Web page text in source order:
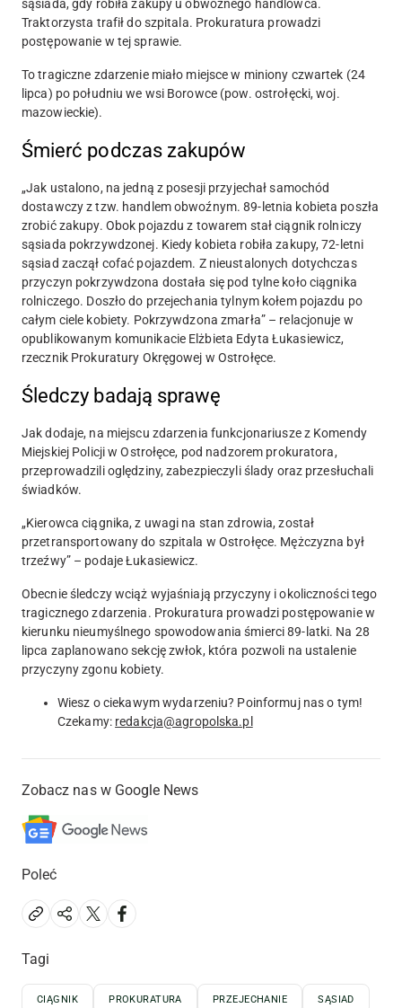
sąsiada, gdy robiła zakupy u obwoźnego handlowca.
Traktorzysta trafił do szpitala. Prokuratura prowadzi
postępowanie w tej sprawie.
To tragiczne zdarzenie miało miejsce w miniony czwartek (24
lipca) po południu we wsi Borowce (pow. ostrołęcki, woj.
mazowieckie).
Śmierć podczas zakupów
„Jak ustalono, na jedną z posesji przyjechał samochód
dostawczy z tzw. handlem obwoźnym. 89-letnia kobieta poszła
zrobić zakupy. Obok pojazdu z towarem stał ciągnik rolniczy
sąsiada pokrzywdzonej. Kiedy kobieta robiła zakupy, 72-letni
sąsiad zaczął cofać pojazdem. Z nieustalonych dotychczas
przyczyn pokrzywdzona dostała się pod tylne koło ciągnika
rolniczego. Doszło do przejechania tylnym kołem pojazdu po
całym ciele kobiety. Pokrzywdzona zmarła” – relacjonuje w
opublikowanym komunikacie Elżbieta Edyta Łukasiewicz,
rzecznik Prokuratury Okręgowej w Ostrołęce.
Śledczy badają sprawę
Jak dodaje, na miejscu zdarzenia funkcjonariusze z Komendy
Miejskiej Policji w Ostrołęce, pod nadzorem prokuratora,
przeprowadzili oględziny, zabezpieczyli ślady oraz przesłuchali
świadków.
„Kierowca ciągnika, z uwagi na stan zdrowia, został
przetransportowany do szpitala w Ostrołęce. Mężczyzna był
trzeźwy” – podaje Łukasiewicz.
Obecnie śledczy wciąż wyjaśniają przyczyny i okoliczności tego
tragicznego zdarzenia. Prokuratura prowadzi postępowanie w
kierunku nieumyślnego spowodowania śmierci 89-latki. Na 28
lipca zaplanowano sekcję zwłok, która pozwoli na ustalenie
przyczyny zgonu kobiety.
Wiesz o ciekawym wydarzeniu? Poinformuj nas o tym!
Czekamy: redakcja@agropolska.pl
Zobacz nas w Google News
Poleć
Tagi
CIĄGNIK PROKURATURA PRZEJECHANIE SĄSIAD